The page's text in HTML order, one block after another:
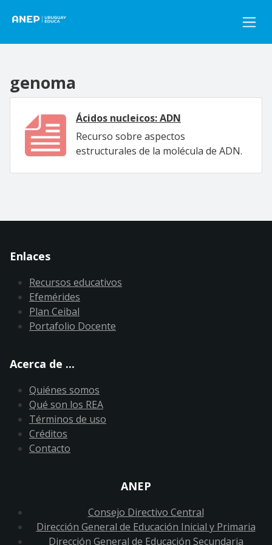
genoma
Ácidos nucleicos: ADN
Recurso sobre aspectos
estructurales de la molécula de ADN.
Enlaces
Recursos educativos
Efemérides
Plan Ceibal
Portafolio Docente
Acerca de ...
Quiénes somos
Qué son los REA
Términos de uso
Créditos
Contacto
ANEP
Consejo Directivo Central
Dirección General de Educación Inicial y Primaria
Dirección General de Educación Secundaria